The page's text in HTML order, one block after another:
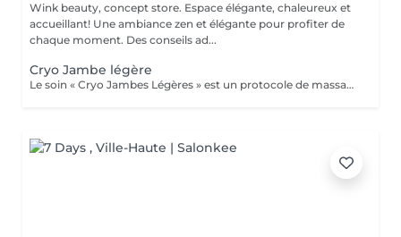
Wink beauty, concept store. Espace élégante, chaleureux et
accueillant! Une ambiance zen et élégante pour profiter de
chaque moment. Des conseils ad...
Cryo Jambe légère
Le soin « Cryo Jambes Légères » est un protocole de massage en plusieurs étapes (drainage, modelage et finition par le froid) qui décongestionne et affine instantanément les jambes. Il cible la rétention d'eau, lisse la peau d'orange et procure une sensation de bien-être profond.